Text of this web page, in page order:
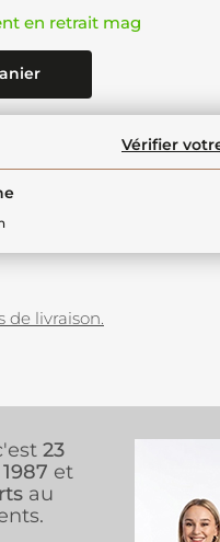
en retrait mag
Vérifier
de livraison.
23
et
au